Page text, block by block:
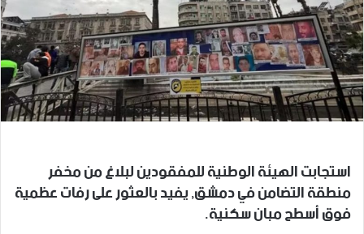
استجابت الهيئة الوطنية للمفقودين لبلاغ من مخفر
منطقة التضامن في دمشق, يفيد بالعثور على رفات عظمية
فوق أسطح مبان سكنية.